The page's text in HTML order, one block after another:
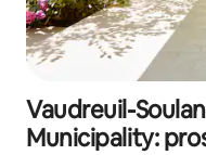
Vaudreuil-
Municipality: